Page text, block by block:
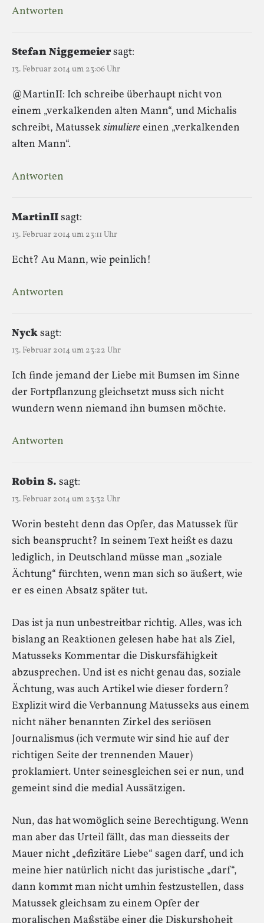
Antworten
Stefan Niggemeiersagt:
13. Februar 2014 um 23:06 Uhr
@MartinII: Ich schreibe überhaupt nicht von
einem „verkalkenden alten Mann“, und Michalis
schreibt, Matusseksimuliereeinen „verkalkenden
alten Mann“.
Antworten
MartinIIsagt:
13. Februar 2014 um 23:11 Uhr
Echt? Au Mann, wie peinlich!
Antworten
Nycksagt:
13. Februar 2014 um 23:22 Uhr
Ich finde jemand der Liebe mit Bumsen im Sinne
der Fortpflanzung gleichsetzt muss sich nicht
wundern wenn niemand ihn bumsen möchte.
Antworten
Robin S. sagt:
13. Februar 2014 um 23:32 Uhr
Worin besteht denn das Opfer, das Matussek für
sich beansprucht? In seinem Text heißt es dazu
lediglich, in Deutschland müsse man „soziale
Ächtung“ fürchten, wenn man sich so äußert, wie
er es einen Absatz später tut.
Das ist ja nun unbestreitbar richtig. Alles, was ich
bislang an Reaktionen gelesen habe hat als Ziel,
Matusseks Kommentar die Diskursfähigkeit
abzusprechen. Und ist es nicht genau das, soziale
Ächtung, was auch Artikel wie dieser fordern?
Explizit wird die Verbannung Matusseks aus einem
nicht näher benannten Zirkel des seriösen
Journalismus (ich vermute wir sind hie auf der
richtigen Seite der trennenden Mauer)
proklamiert. Unter seinesgleichen sei er nun, und
gemeint sind die medial Aussätzigen.
Nun, das hat womöglich seine Berechtigung. Wenn
man aber das Urteil fällt, das man diesseits der
Mauer nicht „defizitäre Liebe“ sagen darf, und ich
meine hier natürlich nicht das juristische „darf“,
dann kommt man nicht umhin festzustellen, dass
Matussek gleichsam zu einem Opfer der